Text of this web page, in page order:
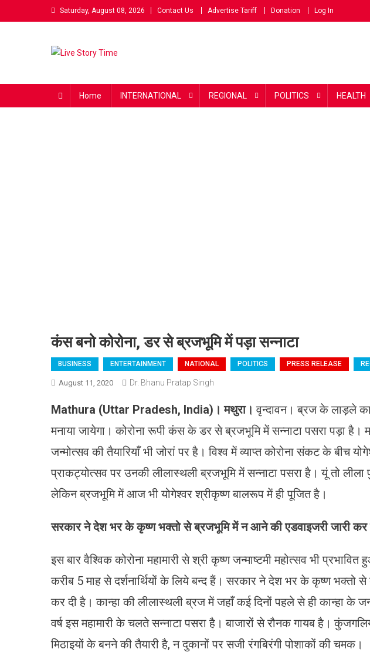
to
Saturday, August 08, 2026 Contact Us Advertise Tariff Donation Log In
Home INTERNATIONAL REGIONAL POLITICS HEALTH
कंस बनो कोरोना, डर से ब्रजभूमि में पड़ा सन्नाटा
BUSINESS ENTERTAINMENT NATIONAL POLITICS PRESS RELEASE
August 11, 2020 Dr. Bhanu Pratap Singh
Mathura (Uttar Pradesh, India) । मथुरा।वृन्दावन। ब्रज के लाड़ले
मनाया जायेगा। कोरोना रूपी कंस के डर से ब्रजभूमि में सन्नाटा पसरा पड़ा है।
जन्मोत्सव की तैयारियाँ भी जोरां पर है। विश्व में व्याप्त कोरोना संकट के बीच
प्राकट्योत्सव पर उनकी लीलास्थली ब्रजभूमि में सन्नाटा पसरा है। यूं तो
लेकिन ब्रजभूमि में आज भी योगेश्वर श्रीकृष्ण बालरूप में ही पूजित है।
सरकार ने देश भर के कृष्ण भक्तो से ब्रजभूमि में न आने की एडवाइजरी जारी कर
इस बार वैश्विक कोरोना महामारी से श्री कृष्ण जन्माष्टमी महोत्सव भी
करीब 5 माह से दर्शनार्थियों के लिये बन्द हैं। सरकार ने देश भर के कृष्ण भक्तो
कर दी है। कान्हा की लीलास्थली ब्रज में जहाँ कई दिनों पहले से ही कान्हा के
वर्ष इस महामारी के चलते सन्नाटा पसरा है। बाजारों से रौनक गायब है।
मिठाइयों के बनने की तैयारी है, न दुकानों पर सजी रंगबिरंगी पोशाकों की चमक।